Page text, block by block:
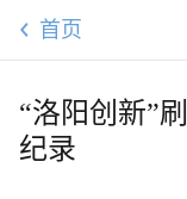
首页
“洛阳创新”
纪录